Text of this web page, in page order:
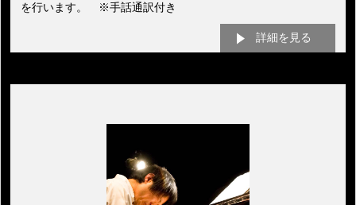
を行います。 ※手話通訳付き
詳細を見る